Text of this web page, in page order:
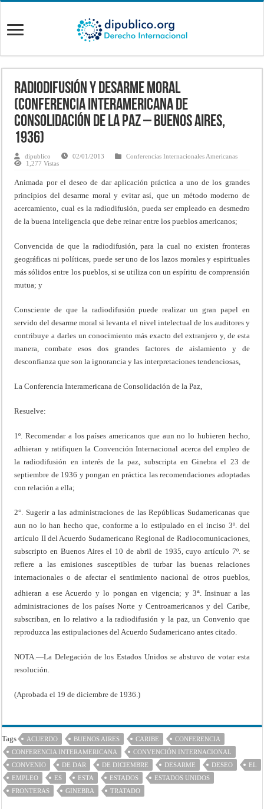
Radiodifusión y desarme moral
(Conferencia Interamericana de
Consolidación de la Paz – BUENOS AIRES,
1936)
dipublico 02/01/2013
Conferencias Internacionales Americanas
1,277 Vistas
Animada por el deseo de dar aplicación práctica a uno de los grandes
principios del desarme moral y evitar así, que un método moderno de
acercamiento, cual es la radiodifusión, pueda ser empleado en desmedro
de la buena inteligencia que debe reinar entre los pueblos americanos;
Convencida de que la radiodifusión, para la cual no existen fronteras
geográficas ni políticas, puede ser uno de los lazos morales y espirituales
más sólidos entre los pueblos, si se utiliza con un espíritu de comprensión
mutua; y
Consciente de que la radiodifusión puede realizar un gran papel en
servido del desarme moral si levanta el nivel intelectual de los auditores y
contribuye a darles un conocimiento más exacto del extranjero y, de esta
manera, combate esos dos grandes factores de aislamiento y de
desconfianza que son la ignorancia y las interpretaciones tendenciosas,
La Conferencia Interamericana de Consolidación de la Paz,
Resuelve:
1º. Recomendar a los países americanos que aun no lo hubieren hecho,
adhieran y ratifiquen la Convención Internacional acerca del empleo de
la radiodifusión en interés de la paz, subscripta en Ginebra el 23 de
septiembre de 1936 y pongan en práctica las recomendaciones adoptadas
con relación a ella;
2°. Sugerir a las administraciones de las Repúblicas Sudamericanas que
aun no lo han hecho que, conforme a lo estipulado en el inciso 3º. del
artículo II del Acuerdo Sudamericano Regional de Radiocomunicaciones,
subscripto en Buenos Aires el 10 de abril de 1935, cuyo artículo 7º. se
refiere a las emisiones susceptibles de turbar las buenas relaciones
internacionales o de afectar el sentimiento nacional de otros pueblos,
adhieran a ese Acuerdo y lo pongan en vigencia; y 3a. Insinuar a las
administraciones de los países Norte y Centroamericanos y del Caribe,
subscriban, en lo relativo a la radiodifusión y la paz, un Convenio que
reproduzca las estipulaciones del Acuerdo Sudamericano antes citado.
NOTA.—La Delegación de los Estados Unidos se abstuvo de votar esta
resolución.
(Aprobada el 19 de diciembre de 1936.)
Tags ACUERDO BUENOS AIRES CARIBE
CONFERENCIA
CONFERENCIA INTERAMERICANA
CONVENCIÓN INTERNACIONAL
CONVENIO
DE DAR DE DICIEMBRE DESARME DESEO
EL
EMPLEO
ES ESTA ESTADOS
ESTADOS UNIDOS
FRONTERAS
GINEBRA TRATADO